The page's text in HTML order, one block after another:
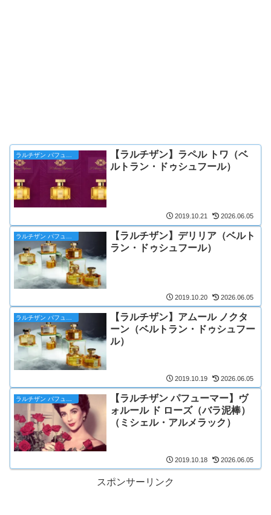
【ラルチザン】ラペル トワ（ベ
ルトラン・ドゥシュフール）
2019.10.21 2026.06.05
【ラルチザン】デリリア（ベルト
ラン・ドゥシュフール）
2019.10.20 2026.06.05
【ラルチザン】アムール ノクタ
ーン（ベルトラン・ドゥシュフー
ル）
2019.10.19 2026.06.05
【ラルチザン パフューマー】ヴ
ォルール ド ローズ（バラ泥棒）
（ミシェル・アルメラック）
2019.10.18 2026.06.05
スポンサーリンク